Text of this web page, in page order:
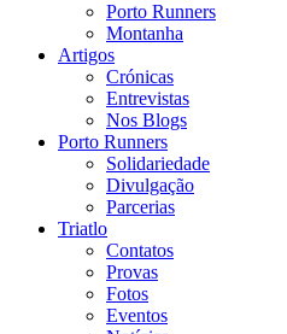
Porto Runners
Montanha
Artigos
Crónicas
Entrevistas
Nos Blogs
Porto Runners
Solidariedade
Divulgação
Parcerias
Triatlo
Contatos
Provas
Fotos
Eventos